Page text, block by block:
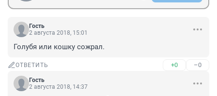
Гость
2 августа 2018, 15:01
Голубя или кошку сожрал.
ОТВЕТИТЬ +0 –0
Гость
2 августа 2018, 14:37